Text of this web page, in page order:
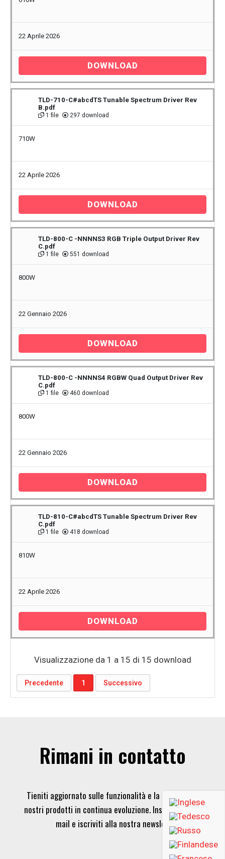
22 Aprile 2026
DOWNLOAD
TLD-710-C#abcdTS Tunable Spectrum Driver Rev
B.pdf
1 file 297 download
710W
22 Aprile 2026
DOWNLOAD
TLD-800-C -NNNNS3 RGB Triple Output Driver Rev
C.pdf
1 file 551 download
800W
22 Gennaio 2026
DOWNLOAD
TLD-800-C -NNNNS4 RGBW Quad Output Driver Rev
C.pdf
1 file 460 download
800W
22 Gennaio 2026
DOWNLOAD
TLD-810-C#abcdTS Tunable Spectrum Driver Rev
C.pdf
1 file 418 download
810W
22 Aprile 2026
DOWNLOAD
Visualizzazione da 1 a 15 di 15 download
Precedente 1 Successivo
Rimani in contatto
Tieniti aggiornato sulle funzionalità e la tecnologia dei
nostri prodotti in continua evoluzione. Inserisci la tua e-
mail e iscriviti alla nostra newsletter.